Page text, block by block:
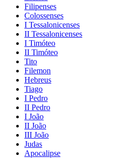
Filipenses
Colossenses
I Tessalonicenses
II Tessalonicenses
I Timóteo
II Timóteo
Tito
Filemon
Hebreus
Tiago
I Pedro
II Pedro
I João
II João
III João
Judas
Apocalipse